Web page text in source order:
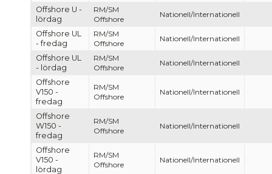
Offshore U -
lördag
RM/SM
Offshore
Nationell/Internationell
Offshore UL
- fredag
RM/SM
Offshore
Nationell/Internationell
Offshore UL
- lördag
RM/SM
Offshore
Nationell/Internationell
Offshore
V150 -
fredag
RM/SM
Offshore
Nationell/Internationell
Offshore
W150 -
fredag
RM/SM
Offshore
Nationell/Internationell
Offshore
V150 -
lördag
RM/SM
Offshore
Nationell/Internationell